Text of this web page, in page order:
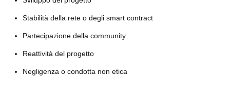
Stabilità della rete o degli smart contract
Partecipazione della community
Reattività del progetto
Negligenza o condotta non etica